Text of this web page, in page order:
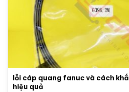
lỗi cáp quang fanuc và cách
hiệu quả